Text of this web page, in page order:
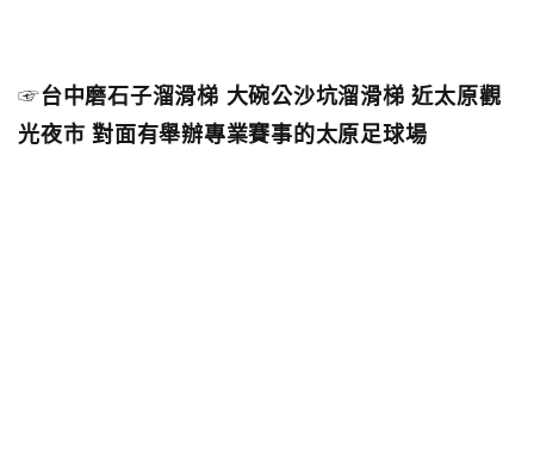
☞台中磨石子溜滑梯 大碗公沙坑溜滑梯 近太原觀
光夜市 對面有舉辦專業賽事的太原足球場